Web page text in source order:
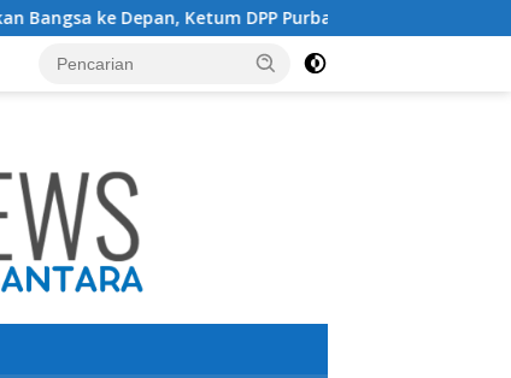
DPP Purbaya Indonesia Usulkan Presiden Prabowo